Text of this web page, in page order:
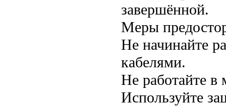
завершённой.
Меры
Не начинайте
кабелями.
Не работайте в
Используйте